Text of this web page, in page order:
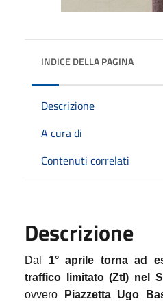
INDICE DELLA PAGINA
Descrizione
A cura di
Contenuti correlati
Descrizione
Dal 1° aprile torna ad
traffico limitato (Ztl) nel
ovvero
Piazzetta Ugo